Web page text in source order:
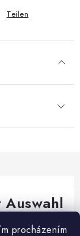
procházením
Teilen
dich da!